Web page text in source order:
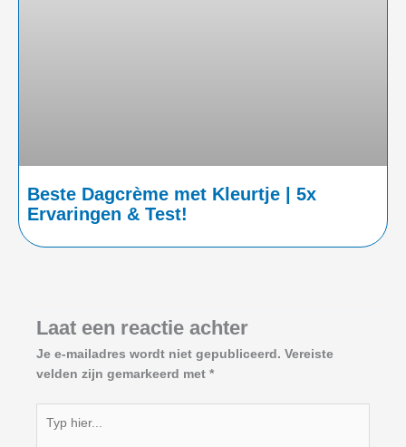
Beste Dagcrème met Kleurtje | 5x
Ervaringen & Test!
Laat een reactie achter
Je e-mailadres wordt niet gepubliceerd. Vereiste
velden zijn gemarkeerd met *
hier...